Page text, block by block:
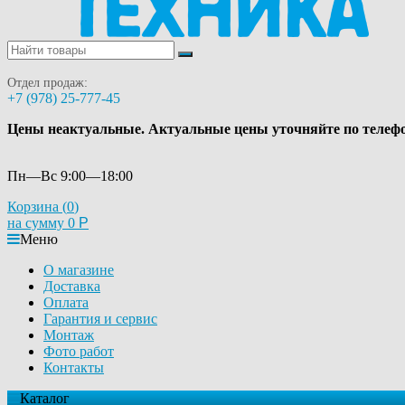
Отдел продаж:
+7 (978) 25-777-45
Цены неактуальные. Актуальные цены уточняйте по
Пн—Вс 9:00—18:00
Корзина (0)
на сумму 0 Р
Меню
О магазине
Доставка
Оплата
Гарантия и сервис
Монтаж
Фото работ
Контакты
Каталог